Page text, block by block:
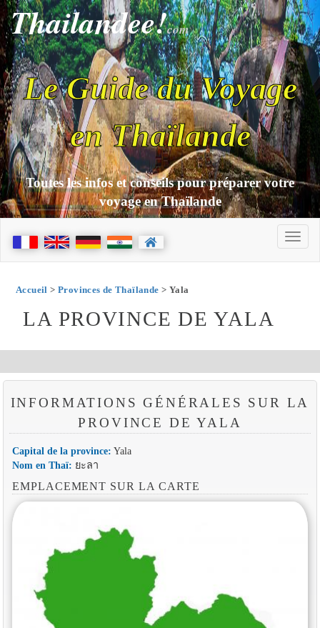
Thailandee!com
Le Guide du Voyage
en Thaïlande
Toutes les infos et conseils pour préparer votre
voyage en Thaïlande
Accueil > Provinces de Thaïlande > Yala
LA PROVINCE DE YALA
INFORMATIONS GÉNÉRALES SUR LA
PROVINCE DE YALA
Capital de la province: Yala
Nom en Thaï: ยะลา
EMPLACEMENT SUR LA CARTE